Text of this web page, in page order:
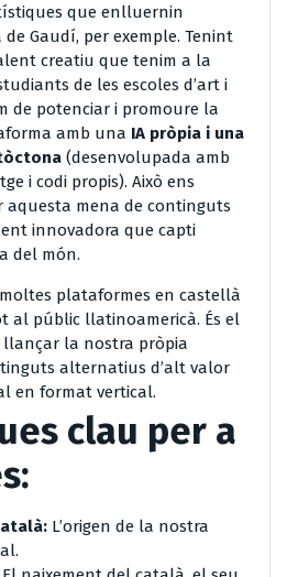
que enlluernin
Gaudí, per exemple. Tenint
creatiu que tenim a la
de les escoles d’art i
de potenciar i promoure la
amb una IA pròpia i una
(desenvolupada amb
i codi propis). Això ens
aquesta mena de continguts
innovadora que capti
del món.
plataformes en castellà
al públic llatinoamericà. És el
la nostra pròpia
alternatius d’alt valor
en format vertical.
clau per a
L’origen de la nostra